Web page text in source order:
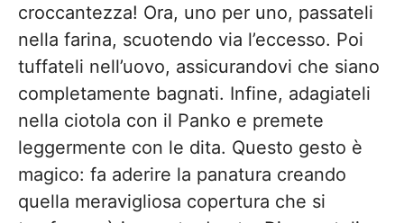
croccantezza! Ora, uno per uno, passateli
nella farina, scuotendo via l’eccesso. Poi
tuffateli nell’uovo, assicurandovi che siano
completamente bagnati. Infine, adagiateli
nella ciotola con il Panko e premete
leggermente con le dita. Questo gesto è
magico: fa aderire la panatura creando
quella meravigliosa copertura che si